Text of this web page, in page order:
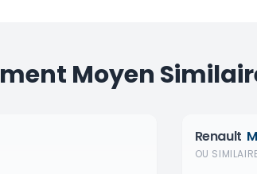
Moyen
Renault
OU